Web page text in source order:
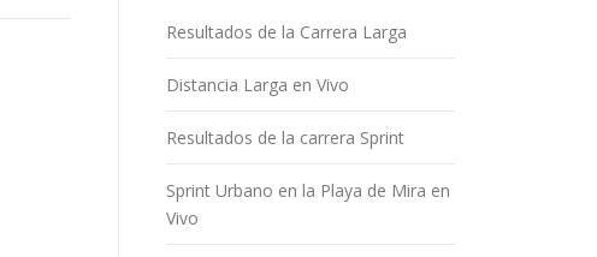
Resultados de la Carrera Larga
Distancia Larga en Vivo
Resultados de la carrera Sprint
Sprint Urbano en la Playa de Mira en
Vivo